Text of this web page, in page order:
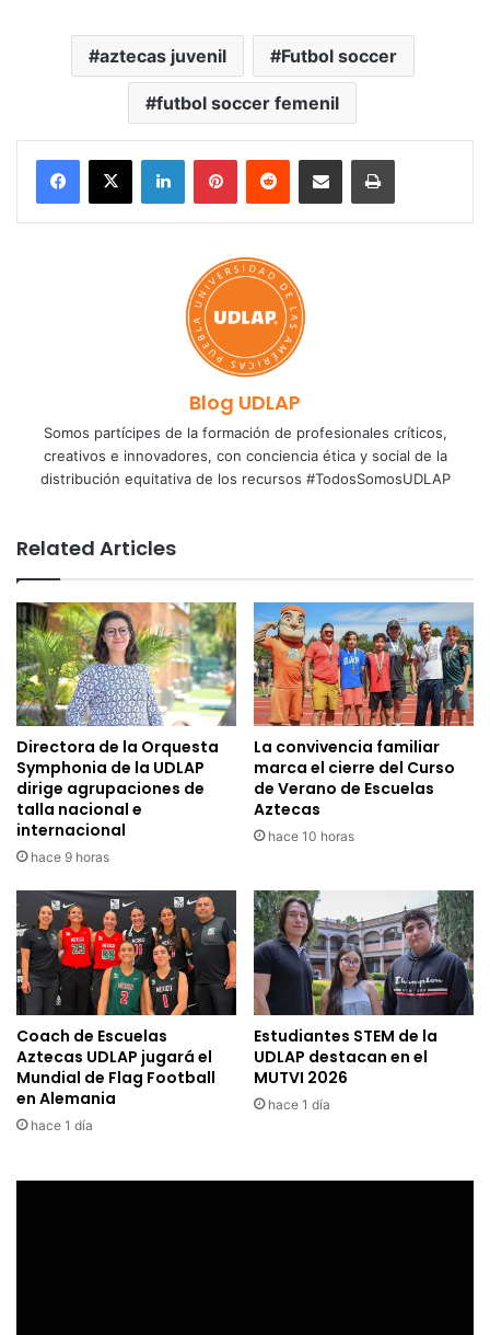
aztecas juvenil Futbol soccer
futbol soccer femenil
LinkedInPinterestReddit Share via Email Print
Blog UDLAP
Somos partícipes de la formación de profesionales críticos,
creativos e innovadores, con conciencia ética y social de la
distribución equitativa de los recursos #TodosSomosUDLAP
Related Articles
Directora de la Orquesta
Symphonia de la UDLAP
dirige agrupaciones de
talla nacional e
internacional
hace 9 horas
La convivencia familiar
marca el cierre del Curso
de Verano de Escuelas
Aztecas
hace 10 horas
Coach de Escuelas
Aztecas UDLAP jugará el
Mundial de Flag Football
en Alemania
hace 1 día
Estudiantes STEM de la
UDLAP destacan en el
MUTVI 2026
hace 1 día